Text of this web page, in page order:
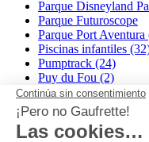
Parque Disneyland
Parque Futuroscope
Parque Port Aventura
Piscinas infantiles
Pumptrack (24)
Puy du Fou (2)
Roma
Semana Santa (17)
tripadvisor Traveler’s
Campings de 4